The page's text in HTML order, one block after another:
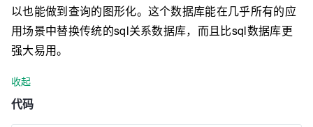
以也能做到查询的图形化。这个数据库能在几乎所有的应
用场景中替换传统的sql关系数据库，而且比sql数据库更
强大易用。
收起
代码